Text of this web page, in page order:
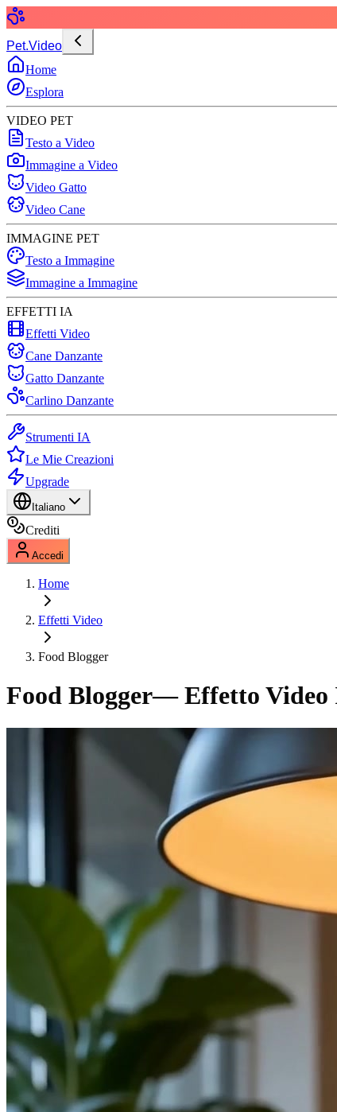
Pet.Video
Home
Esplora
VIDEO PET
Testo a Video
Immagine a Video
Video Gatto
Video Cane
IMMAGINE PET
Testo a Immagine
Immagine a Immagine
EFFETTI IA
Effetti Video
Cane Danzante
Gatto Danzante
Carlino Danzante
Strumenti IA
Le Mie Creazioni
Upgrade
Italiano
Crediti
Accedi
Home
Effetti Video
Food Blogger
Food Blogger— Effetto Video